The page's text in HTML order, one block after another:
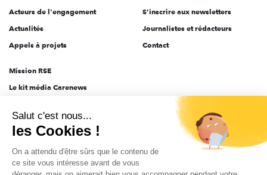
Acteurs de l'engagement
Actualités
Appels à projets
S'inscrire aux newsletters
Journalistes et rédacteurs
Contact
Mission RSE
Le kit média Carenews
AEF info
Novethic
PRODURABLE
Inclusiv Day
Salut c'est nous...
les Cookies !
On a attendu d'être sûrs que le contenu de
ce site vous intéresse avant de vous